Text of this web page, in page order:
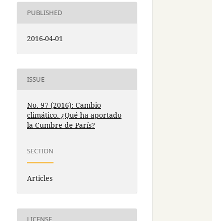
PUBLISHED
2016-04-01
ISSUE
No. 97 (2016): Cambio
climático. ¿Qué ha aportado
la Cumbre de París?
SECTION
Articles